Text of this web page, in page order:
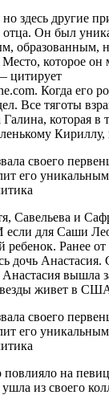
здесь другие
Он был
образованным,
которое он
цитирует
Когда его
Все тяготы
Галина, которая в
Кириллу,
Савельева и
если для Саши
Ранее от
дочь Анастасия.
вышла
живет в
на
из своего